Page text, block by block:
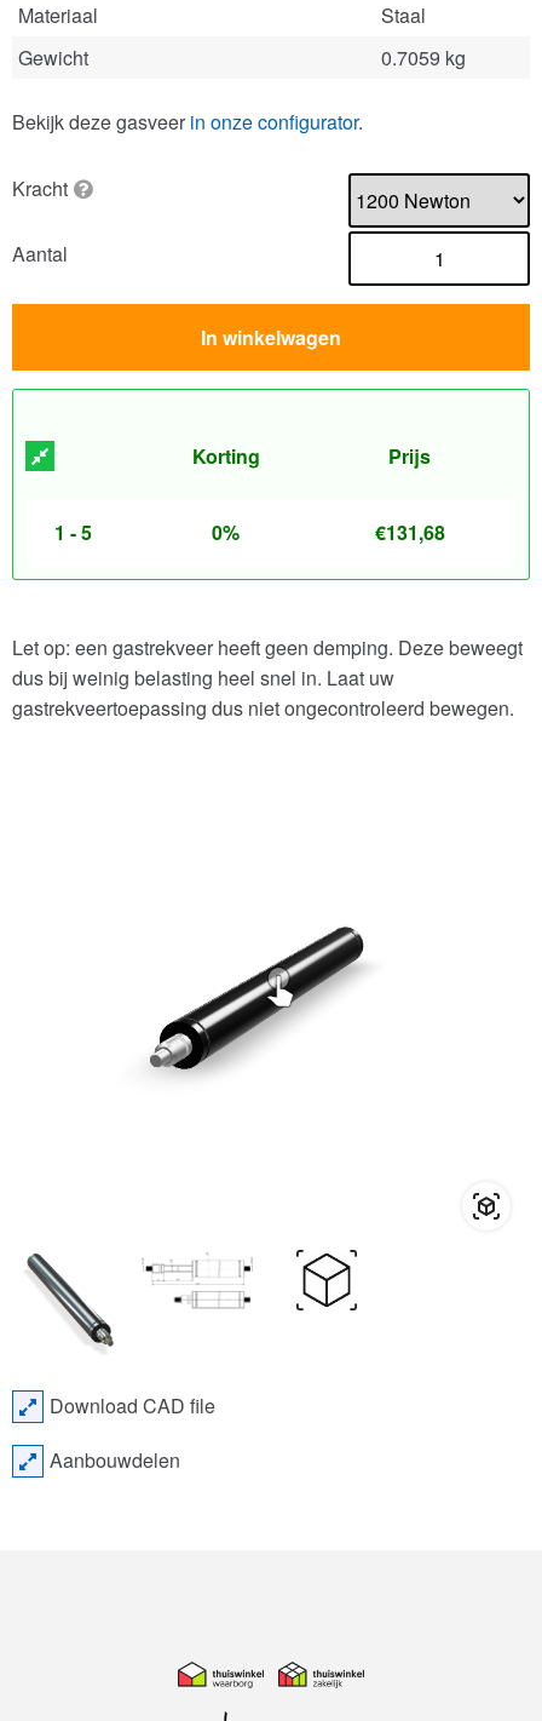
Materiaal
Staal
Gewicht
0.7059 kg
Bekijk deze gasveer in onze configurator.
Kracht
Aantal
In winkelwagen
Korting Prijs
1 - 5 0% €131,68
Let op: een gastrekveer heeft geen demping. Deze beweegt
dus bij weinig belasting heel snel in. Laat uw
gastrekveertoepassing dus niet ongecontroleerd bewegen.
Download CAD file
Aanbouwdelen